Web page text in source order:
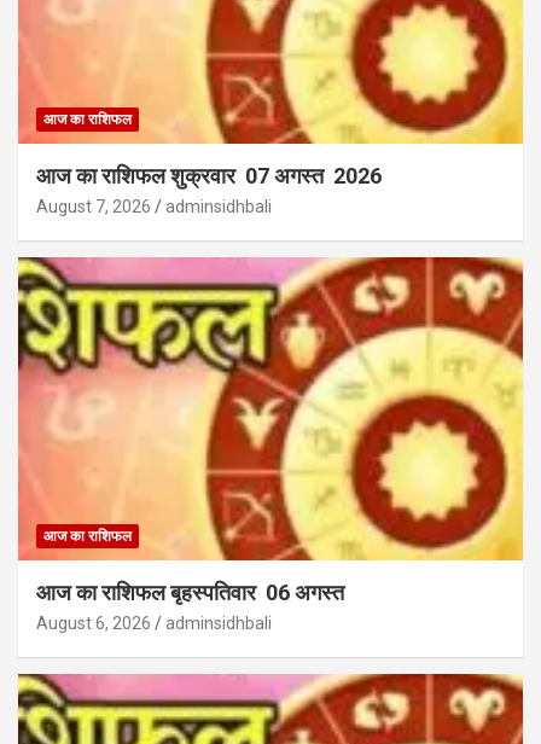
आज का राशिफल
आज का राशिफल शुक्रवार 07 अगस्त 2026
August 7, 2026 adminsidhbali
आज का राशिफल
आज का राशिफल बृहस्पतिवार 06 अगस्त
August 6, 2026 adminsidhbali